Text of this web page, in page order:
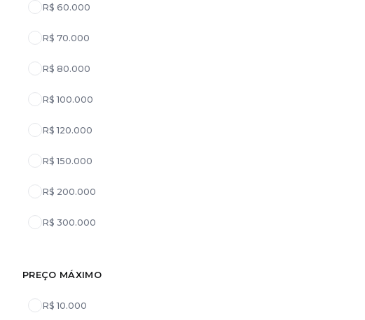
R$ 60.000
R$ 70.000
R$ 80.000
R$ 100.000
R$ 120.000
R$ 150.000
R$ 200.000
R$ 300.000
PREÇO MÁXIMO
R$ 10.000